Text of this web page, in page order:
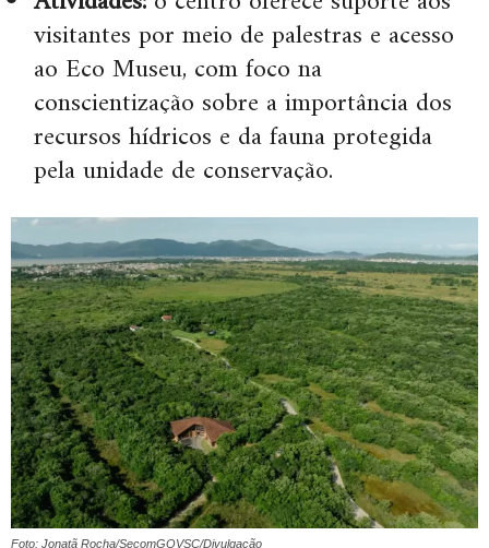
visitantes por meio de palestras e acesso
ao Eco Museu, com foco na
conscientização sobre a importância dos
recursos hídricos e da fauna protegida
pela unidade de conservação.
Foto: Jonatã Rocha/SecomGOVSC/Divulgação